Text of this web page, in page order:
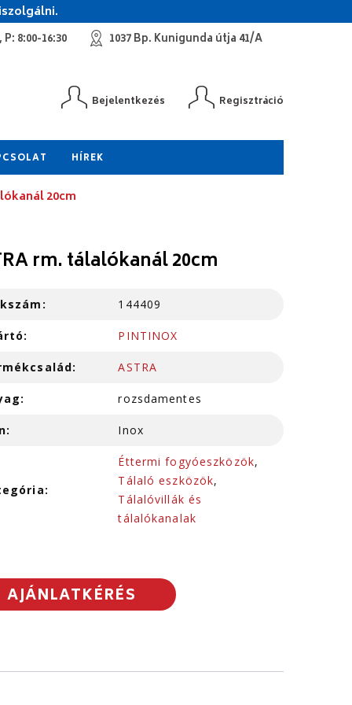
8:00-16:30 1037 Bp. Kunigunda útja 41/A
Bejelentkezés Regisztráció
HÍREK
20cm
rm. tálalókanál 20cm
144409
PINTINOX
ASTRA
rozsdamentes
Inox
Éttermi fogyóeszközök,
Tálaló eszközök,
Tálalóvillák és
tálalókanalak
AJÁNLATKÉRÉS